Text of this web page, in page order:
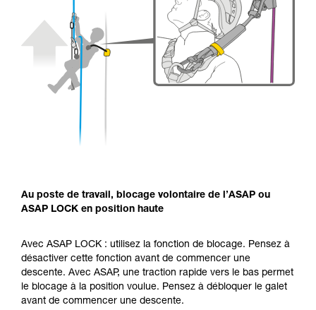
Au poste de travail, blocage volontaire de l’ASAP ou
ASAP LOCK en position haute
Avec ASAP LOCK : utilisez la fonction de blocage. Pensez à
désactiver cette fonction avant de commencer une
descente. Avec ASAP, une traction rapide vers le bas permet
le blocage à la position voulue. Pensez à débloquer le galet
avant de commencer une descente.